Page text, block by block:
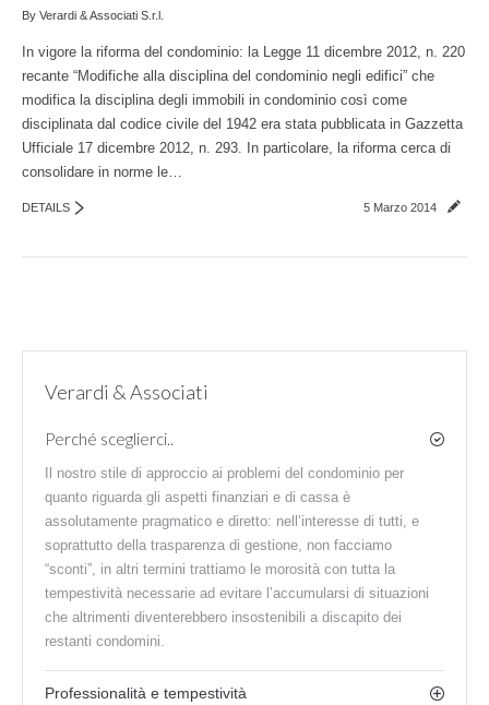
By Verardi & Associati S.r.l.
In vigore la riforma del condominio: la Legge 11 dicembre 2012, n. 220
recante “Modifiche alla disciplina del condominio negli edifici” che
modifica la disciplina degli immobili in condominio così come
disciplinata dal codice civile del 1942 era stata pubblicata in Gazzetta
Ufficiale 17 dicembre 2012, n. 293. In particolare, la riforma cerca di
consolidare in norme le…
5 Marzo 2014
DETAILS
Verardi & Associati
Perché sceglierci..
Il nostro stile di approccio ai problemi del condominio per
quanto riguarda gli aspetti finanziari e di cassa è
assolutamente pragmatico e diretto: nell’interesse di tutti, e
soprattutto della trasparenza di gestione, non facciamo
“sconti”, in altri termini trattiamo le morosità con tutta la
tempestività necessarie ad evitare l’accumularsi di situazioni
che altrimenti diventerebbero insostenibili a discapito dei
restanti condomini.
Professionalità e tempestività